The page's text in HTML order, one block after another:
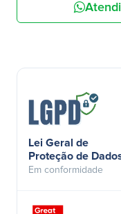
Lei Geral de
Proteção de
Em conformidade